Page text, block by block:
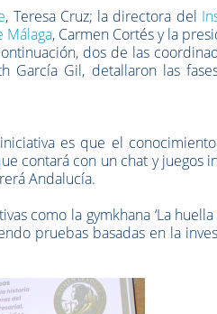
, Teresa Cruz; la directora del
Málaga, Carmen Cortés y la
dos de las
García Gil, detallaron las
es que el
contará con un chat y juegos
Andalucía.
como la gymkhana ‘La
pruebas basadas en la